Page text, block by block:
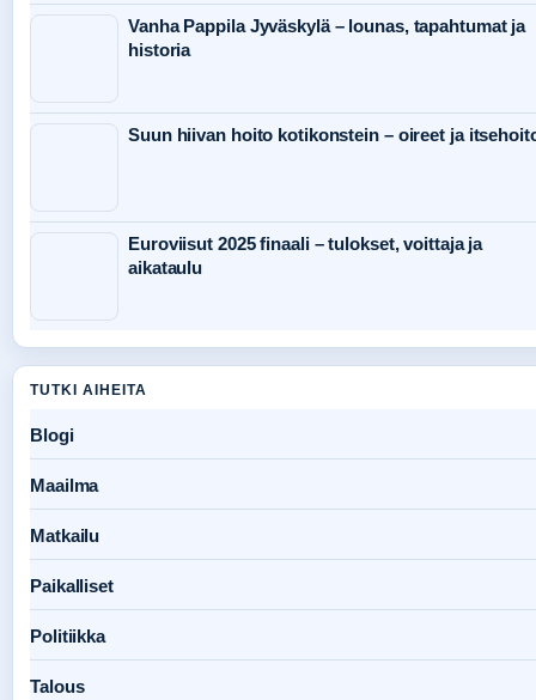
Vanha Pappila Jyväskylä – lounas, tapahtumat ja
historia
Suun hiivan hoito kotikonstein – oireet ja
Euroviisut 2025 finaali – tulokset, voittaja ja
aikataulu
TUTKI AIHEITA
Blogi
Maailma
Matkailu
Paikalliset
Politiikka
Talous